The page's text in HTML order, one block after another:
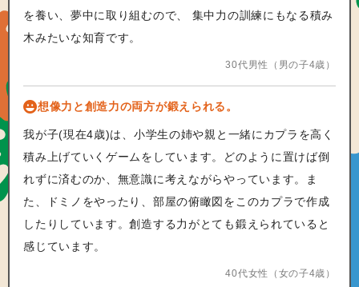
を養い、夢中に取り組むので、 集中力の訓練にもなる積み
木みたいな知育です。
30代男性（男の子4歳）
想像力と創造力の両方が鍛えられる。
我が子(現在4歳)は、小学生の姉や親と一緒にカプラを高く
積み上げていくゲームをしています。どのように置けば倒
れずに済むのか、無意識に考えながらやっています。ま
た、ドミノをやったり、部屋の俯瞰図をこのカプラで作成
したりしています。創造する力がとても鍛えられていると
感じています。
40代女性（女の子4歳）